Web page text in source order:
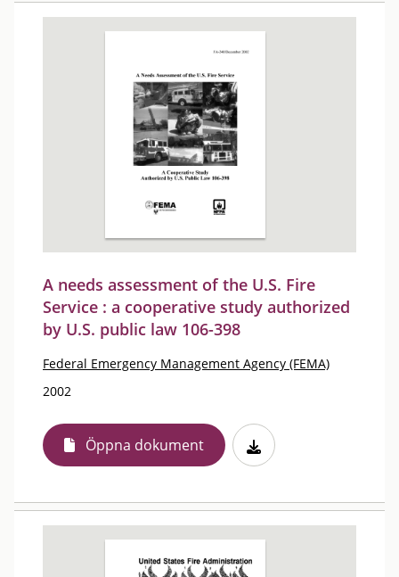
A needs assessment of the U.S. Fire
Service : a cooperative study authorized
by U.S. public law 106-398
Federal Emergency Management Agency (FEMA)
2002
Öppna dokument